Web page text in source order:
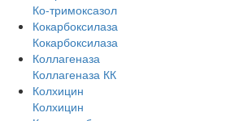
Ко-тримоксазол
Кокарбоксилаза
Кокарбоксилаза
Коллагеназа
Коллагеназа КК
Колхицин
Колхицин